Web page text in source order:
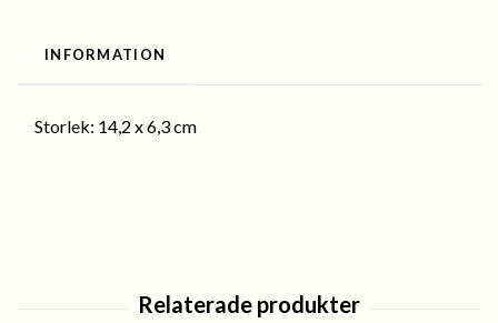
INFORMATION
Storlek: 14,2 x 6,3 cm